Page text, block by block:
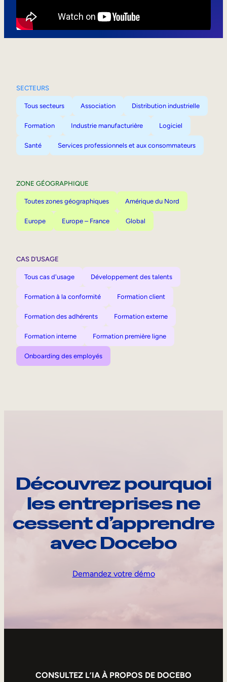
SECTEURS
Tous secteurs Association Distribution industrielle
Formation Industrie manufacturière Logiciel
Santé Services professionnels et aux consommateurs
ZONE GÉOGRAPHIQUE
Toutes zones géographiques Amérique du Nord
Europe Europe – France Global
CAS D’USAGE
Tous cas d'usage Développement des talents
Formation à la conformité Formation client
Formation des adhérents Formation externe
Formation interne Formation première ligne
Onboarding des employés
Découvrez pourquoi
les entreprises ne
cessent d’apprendre
avec Docebo
Demandez votre démo
CONSULTEZ L’IA À PROPOS DE DOCEBO